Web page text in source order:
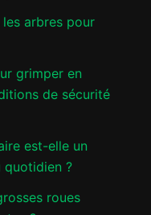
arbres pour
grimper en
de sécurité
est-elle un
quotidien ?
roues